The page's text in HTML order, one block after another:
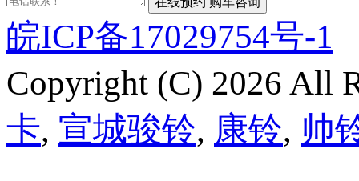
皖ICP备17029754号-1
Copyright (C) 2026
卡, 宣城骏铃, 康铃, 帅